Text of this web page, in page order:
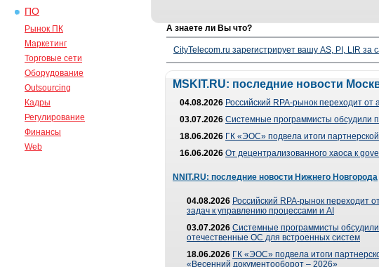
ПО
Рынок ПК
Маркетинг
Торговые сети
Оборудование
Outsourcing
Кадры
Регулирование
Финансы
Web
А знаете ли Вы что?
CityTelecom.ru зарегистрирует вашу AS, PI, LIR за
MSKIT.RU: последние новости
04.08.2026 Российский RPA-рынок переходит
03.07.2026 Системные программисты обсудили
18.06.2026 ГК «ЭОС» подвела итоги
16.06.2026 От децентрализованного хаоса к
NNIT.RU: последние новости Нижнего Новгорода
04.08.2026 Российский RPA-рынок переходит
задач к управлению процессами и AI
03.07.2026 Системные программисты
отечественные ОС для встроенных систем
18.06.2026 ГК «ЭОС» подвела итоги
«Весенний документооборот – 2026»